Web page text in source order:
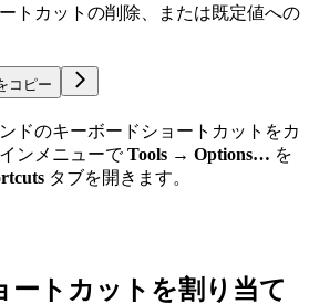
トカットの削除、または既定値への
コピー
ドのキーボードショートカットをカ
ンメニューでTools → Options… を
タブを開きます。
ートカットを割り当て